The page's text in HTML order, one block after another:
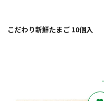
こだわり新鮮たまご 10個入